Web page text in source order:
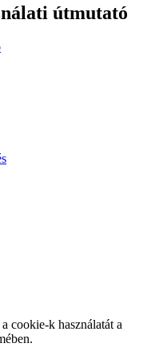
útmutató
cookie-k használatát a